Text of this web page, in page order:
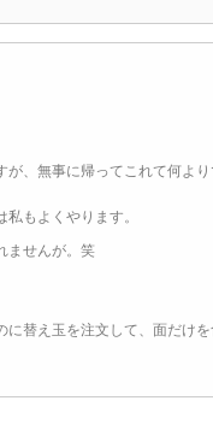
、無事に帰ってこれて何より
もよくやります。
ませんが。笑
に替え玉を注文して、面だけを